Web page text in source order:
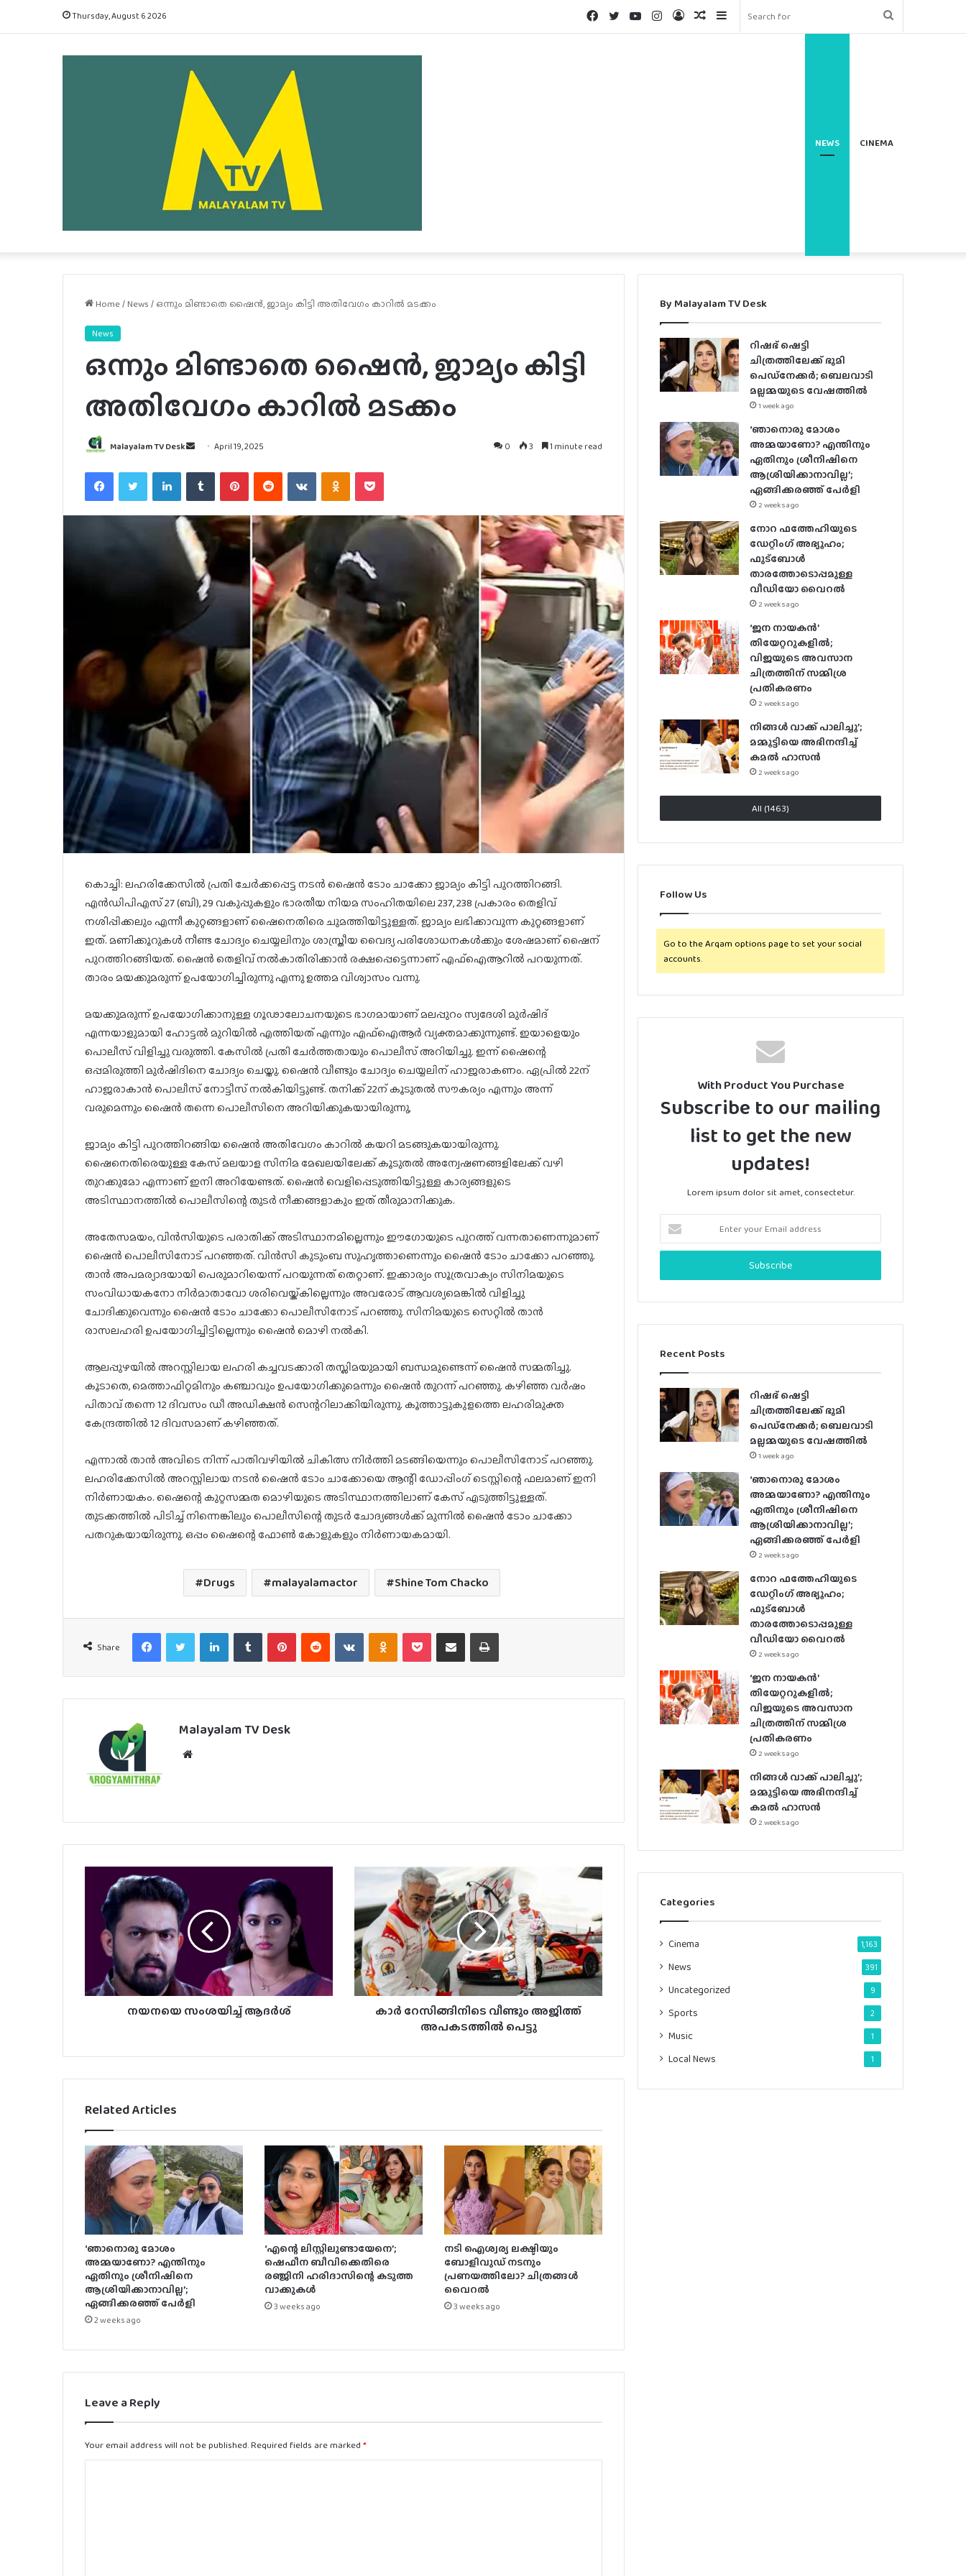
Thursday, August 6 2026 Search
Sidebar
Random
Log
Instagram
YouTube
Twitter
Facebook
NEWS CINEMA
Home/News / ഒന്നും മിണ്ടാതെ ഷൈൻ, ജാമ്യം കിട്ടി അതിവേഗം കാറിൽ മടക്കം
News
ഒന്നും മിണ്ടാതെ ഷൈൻ, ജാമ്യം കിട്ടി
അതിവേഗം കാറിൽ മടക്കം
Malayalam TV Desk
Send
email
April 19, 2025 0 3 1 minute read
FacebookTwitter LinkedInTumblr PinterestReddit VKontakteOdnoklassniki
Pocket
കൊച്ചി: ലഹരിക്കേസില്‍ പ്രതി ചേര്‍ക്കപ്പെട്ട നടന്‍ ഷൈന്‍ ടോം ചാക്കോ ജാമ്യം കിട്ടി പുറത്തിറങ്ങി.
എന്‍ഡിപിഎസ് 27 (ബി), 29 വകുപ്പുകളും ഭാരതീയ നിയമ സംഹിതയിലെ 237, 238 പ്രകാരം തെളിവ്
നശിപ്പിക്കലും എന്നീ കുറ്റങ്ങളാണ് ഷൈനെതിരെ ചുമത്തിയിട്ടുള്ളത്. ജാമ്യം ലഭിക്കാവുന്ന കുറ്റങ്ങളാണ്
ഇത്. മണിക്കൂറുകള്‍ നീണ്ട ചോദ്യം ചെയ്യലിനും ശാസ്ത്രീയ വൈദ്യ പരിശോധനകള്‍ക്കും ശേഷമാണ് ഷൈന്
പുറത്തിറങ്ങിയത്. ഷൈന്‍ തെളിവ് നല്‍കാതിരിക്കാന്‍ രക്ഷപ്പെട്ടെന്നാണ് എഫ്‌ഐആറില്‍ പറയുന്നത്.
താരം മയക്കുമരുന്ന് ഉപയോഗിച്ചിരുന്നു എന്നു ഉത്തമ വിശ്വാസം വന്നു.
മയക്കുമരുന്ന് ഉപയോഗിക്കാനുള്ള ഗൂഢാലോചനയുടെ ഭാഗമായാണ് മലപ്പുറം സ്വദേശി മുര്‍ഷിദ്
എന്നയാളുമായി ഹോട്ടല്‍ മുറിയില്‍ എത്തിയത് എന്നും എഫ്‌ഐആര്‍ വ്യക്തമാക്കുന്നുണ്ട്. ഇയാളെയും
പൊലീസ് വിളിച്ചു വരുത്തി. കേസില്‍ പ്രതി ചേര്‍ത്തതായും പൊലീസ് അറിയിച്ചു. ഇന്ന് ഷൈന്റെ
ഒപ്പമിരുത്തി മുര്‍ഷിദിനെ ചോദ്യം ചെയ്തു. ഷൈന്‍ വീണ്ടും ചോദ്യം ചെയ്യലിന് ഹാജരാകണം. ഏപ്രില്‍ 22ന്
ഹാജരാകാന്‍ പൊലീസ് നോട്ടീസ് നല്‍കിയിട്ടുണ്ട്. തനിക്ക് 22ന് കൂടുതല്‍ സൗകര്യം എന്നും അന്ന്
വരുമെന്നും ഷൈന്‍ തന്നെ പൊലീസിനെ അറിയിക്കുകയായിരുന്നു,
ജാമ്യം കിട്ടി പുറത്തിറങ്ങിയ ഷൈന്‍ അതിവേഗം കാറില്‍ കയറി മടങ്ങുകയായിരുന്നു.
ഷൈനെതിരെയുള്ള കേസ് മലയാള സിനിമ മേഖലയിലേക്ക് കൂടുതല്‍ അന്വേഷണങ്ങളിലേക്ക് വഴി
തുറക്കുമോ എന്നാണ് ഇനി അറിയേണ്ടത്. ഷൈന്‍ വെളിപ്പെടുത്തിയിട്ടുള്ള കാര്യങ്ങളുടെ
അടിസ്ഥാനത്തില്‍ പൊലീസിന്റെ തുടര്‍ നീക്കങ്ങളാകും ഇത് തീരുമാനിക്കുക.
അതേസമയം, വിന്‍സിയുടെ പരാതിക്ക് അടിസ്ഥാനമില്ലെന്നും ഈഗോയുടെ പുറത്ത് വന്നതാണെന്നുമാണ്
ഷൈന്‍ പൊലീസിനോട് പറഞ്ഞത്. വിന്‍സി കുടുംബ സുഹൃത്താണെന്നും ഷൈന്‍ ടോം ചാക്കോ പറഞ്ഞു.
താന്‍ അപമര്യാദയായി പെരുമാറിയെന്ന് പറയുന്നത് തെറ്റാണ്. ഇക്കാര്യം സൂത്രവാക്യം സിനിമയുടെ
സംവിധായകനോ നിര്‍മാതാവോ ശരിവെയ്ക്കില്ലെന്നും അവരോട് ആവശ്യമെങ്കില്‍ വിളിച്ചു
ചോദിക്കുവെന്നും ഷൈന്‍ ടോം ചാക്കോ പൊലീസിനോട് പറഞ്ഞു. സിനിമയുടെ സെറ്റില്‍ താന്‍
രാസലഹരി ഉപയോഗിച്ചിട്ടില്ലെന്നും ഷൈന്‍ മൊഴി നല്‍കി.
ആലപ്പുഴയില്‍ അറസ്റ്റിലായ ലഹരി കച്ചവടക്കാരി തസ്ലിമയുമായി ബന്ധമുണ്ടെന്ന് ഷൈന്‍ സമ്മതിച്ചു.
കൂടാതെ, മെത്താഫിറ്റമിനും കഞ്ചാവും ഉപയോഗിക്കുമെന്നും ഷൈന്‍ തുറന്ന് പറഞ്ഞു. കഴിഞ്ഞ വര്‍ഷം
പിതാവ് തന്നെ 12 ദിവസം ഡീ അഡിക്ഷന്‍ സെന്ററിലാക്കിയിരുന്നു. കൂത്താട്ടുകുളത്തെ ലഹരിമുക്ത
കേന്ദ്രത്തില്‍ 12 ദിവസമാണ് കഴിഞ്ഞത്.
എന്നാല്‍ താന്‍ അവിടെ നിന്ന് പാതിവഴിയില്‍ ചികിത്സ നിര്‍ത്തി മടങ്ങിയെന്നും പൊലീസിനോട് പറഞ്ഞു.
ലഹരിക്കേസില്‍ അറസ്റ്റിലായ നടന്‍ ഷൈന്‍ ടോം ചാക്കോയെ ആന്റി ഡോപ്പിംഗ് ടെസ്റ്റിന്റെ ഫലമാണ് ഇനി
നിര്‍ണായകം. ഷൈന്റെ കുറ്റസമ്മത മൊഴിയുടെ അടിസ്ഥാനത്തിലാണ് കേസ് എടുത്തിട്ടുള്ളത്.
തുടക്കത്തില്‍ പിടിച്ച് നിന്നെങ്കിലും പൊലീസിന്റെ തുടര്‍ ചോദ്യങ്ങള്‍ക്ക് മുന്നില്‍ ഷൈന്‍ ടോം ചാക്കോ
പതറുകയായിരുന്നു. ഒപ്പം ഷൈന്റെ ഫോണ്‍ കോളുകളും നിര്‍ണായകമായി.
Drugs malayalamactor Shine Tom Chacko
Share
FacebookTwitter LinkedInTumblr PinterestReddit VKontakteOdnoklassniki
Pocket Share via Email Print
Malayalam TV Desk
നയനയെ സംശയിച്ച് ആദർശ്
കാർ റേസിങ്ങിനിടെ വീണ്ടും അജിത്ത്
അപകടത്തിൽ പെട്ടു
Related Articles
‘ഞാനൊരു മോശം
അമ്മയാണോ? എന്തിനും
ഏതിനും ശ്രീനിഷിനെ
ആശ്രിയിക്കാനാവില്ല’;
ഏങ്ങിക്കരഞ്ഞ് പേർളി
2 weeks ago
‘എന്റെ ലിസ്റ്റിലുണ്ടായേനെ’;
ഷെഫീന ബീവിക്കെതിരെ
രഞ്ജിനി ഹരിദാസിന്റെ കടുത്ത
വാക്കുകൾ
3 weeks ago
നടി ഐശ്വര്യ ലക്ഷ്മിയും
ബോളിവുഡ് നടനും
പ്രണയത്തിലോ? ചിത്രങ്ങൾ
വെെറൽ
3 weeks ago
Leave a Reply
Your email address will not be published.Required fields are marked *
By Malayalam TV Desk
റിഷഭ് ഷെട്ടി
ചിത്രത്തിലേക്ക് ഭൂമി
പെഡ്‌നേക്കർ; ബെലവാടി
മല്ലമ്മയുടെ വേഷത്തിൽ
1 week ago
‘ഞാനൊരു മോശം
അമ്മയാണോ? എന്തിനും
ഏതിനും ശ്രീനിഷിനെ
ആശ്രിയിക്കാനാവില്ല’;
ഏങ്ങിക്കരഞ്ഞ് പേർളി
2 weeks ago
നോറ ഫത്തേഹിയുടെ
ഡേറ്റിംഗ് അഭ്യൂഹം;
ഫുട്ബോൾ
താരത്തോടൊപ്പമുള്ള
വീഡിയോ വൈറൽ
2 weeks ago
‘ജന നായകൻ’
തിയേറ്ററുകളിൽ;
വിജയുടെ അവസാന
ചിത്രത്തിന് സമ്മിശ്ര
പ്രതികരണം
2 weeks ago
നിങ്ങൾ വാക്ക് പാലിച്ചു’;
മമ്മൂട്ടിയെ അഭിനന്ദിച്ച്
കമൽ ഹാസൻ
2 weeks ago
All (1463)
Follow Us
Go to the Arqam options page to set your social
accounts.
With Product You Purchase
Subscribe to our mailing
list to get the new
updates!
Lorem ipsum dolor sit amet, consectetur.
Enter
your
Email
Recent Posts
റിഷഭ് ഷെട്ടി
ചിത്രത്തിലേക്ക് ഭൂമി
പെഡ്‌നേക്കർ; ബെലവാടി
മല്ലമ്മയുടെ വേഷത്തിൽ
1 week ago
‘ഞാനൊരു മോശം
അമ്മയാണോ? എന്തിനും
ഏതിനും ശ്രീനിഷിനെ
ആശ്രിയിക്കാനാവില്ല’;
ഏങ്ങിക്കരഞ്ഞ് പേർളി
2 weeks ago
നോറ ഫത്തേഹിയുടെ
ഡേറ്റിംഗ് അഭ്യൂഹം;
ഫുട്ബോൾ
താരത്തോടൊപ്പമുള്ള
വീഡിയോ വൈറൽ
2 weeks ago
‘ജന നായകൻ’
തിയേറ്ററുകളിൽ;
വിജയുടെ അവസാന
ചിത്രത്തിന് സമ്മിശ്ര
പ്രതികരണം
2 weeks ago
നിങ്ങൾ വാക്ക് പാലിച്ചു’;
മമ്മൂട്ടിയെ അഭിനന്ദിച്ച്
കമൽ ഹാസൻ
2 weeks ago
Categories
Cinema 1,163
News 391
Uncategorized 9
Sports 2
Music 1
Local News 1